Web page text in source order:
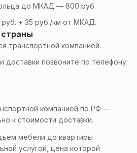
до МКАД — 800 руб.
+ 35 руб./км от МКАД.
транспортной компанией.
доставки позвоните по телефону:
компанией по РФ —
к стоимости доставки.
мебели до квартиры
услугой, цена которой